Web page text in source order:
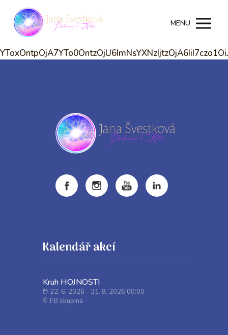
MENU
Kalendář akcí
Kruh HOJNOSTI
22. 6. 2026 - 31. 8. 2026 00:00
FB skupina